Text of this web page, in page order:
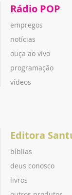
Rádio POP
empregos
notícias
ouça ao vivo
programação
vídeos
Editora
bíblias
deus conosco
livros